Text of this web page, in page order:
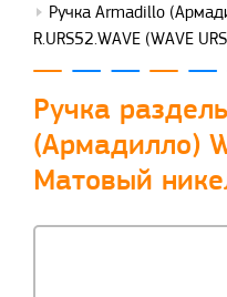
Ручка Armadillo
R.URS52.WAVE (WAVE
Ручка
(Армадилло)
Матовый